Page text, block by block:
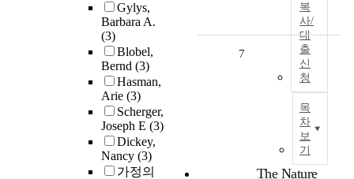
Gylys,
Barbara A.
(3)
Blobel,
Bernd (3)
Hasman,
Arie (3)
Scherger,
Joseph E (3)
Dickey,
Nancy (3)
가정의
복
사/
대
출
신
청
목
차
보
기
7
The Nature